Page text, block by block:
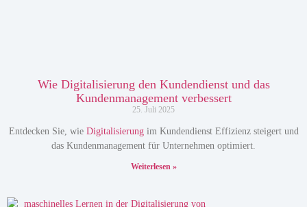
Wie Digitalisierung den Kundendienst und das
Kundenmanagement verbessert
25. Juli 2025
Entdecken Sie, wie Digitalisierungim Kundendienst Effizienz steigert und
das Kundenmanagement für Unternehmen optimiert.
Weiterlesen »